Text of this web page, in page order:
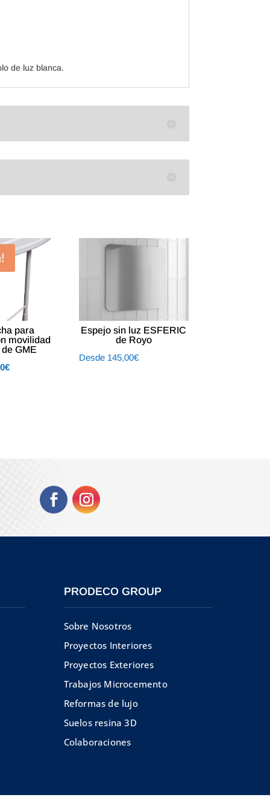
de luz blanca.
para
movilidad
GME
€El
Espejo sin luz ESFERIC
de Royo
Desde 145,00€
PRODECO GROUP
Sobre Nosotros
Proyectos Interiores
Proyectos Exteriores
Trabajos Microcemento
Reformas de lujo
Suelos resina 3D
Colaboraciones